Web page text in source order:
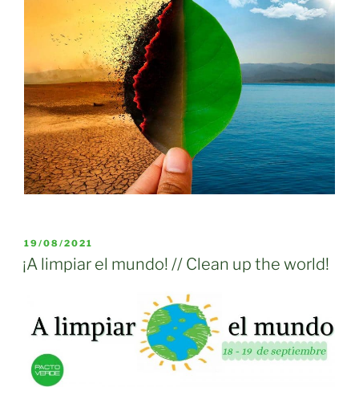
PUBLICADO
EL
19/08/2021
¡A limpiar el mundo! // Clean up the world!